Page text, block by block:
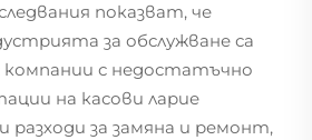
показват, че
за обслужване са
компании с недостатъчно
на касови ларие
разходи за замяна и ремонт,